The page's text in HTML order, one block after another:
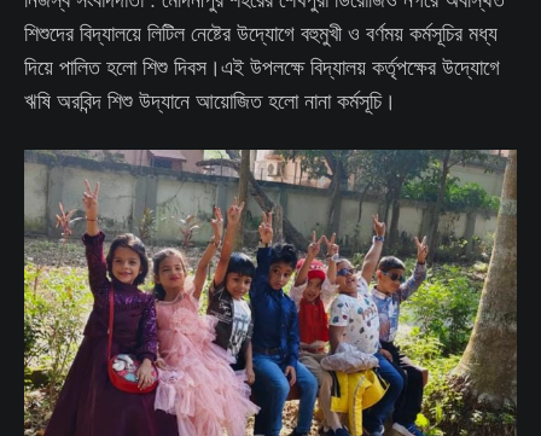
শিশুদের বিদ্যালয়ে লিটিল নেষ্টের উদ্যোগে বহুমুখী ও বর্ণময় কর্মসূচির মধ্য
দিয়ে পালিত হলো শিশু দিবস।এই উপলক্ষে বিদ্যালয় কর্তৃপক্ষের উদ্যোগে
ঋষি অরবিন্দ শিশু উদ্যানে আয়োজিত হলো নানা কর্মসূচি।